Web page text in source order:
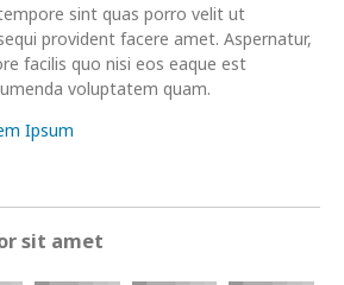
sint quas porro velit ut
provident facere amet. Aspernatur,
facilis quo nisi eos eaque est
voluptatem quam.
Ipsum
sit amet